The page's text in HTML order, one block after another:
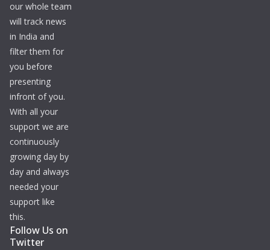
our whole team
will track news
in India and
filter them for
you before
presenting
infront of you.
With all your
support we are
continuously
growing day by
day and always
needed your
support like
this.
Follow Us on
Twitter